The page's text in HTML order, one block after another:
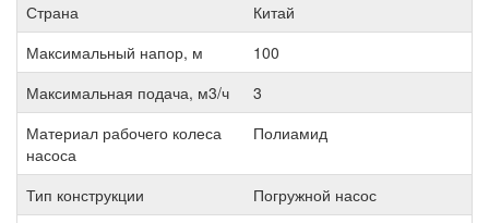
Страна
Китай
Максимальный напор, м
100
Максимальная подача, м3/ч
3
Материал рабочего колеса
насоса
Полиамид
Тип конструкции
Погружной насос